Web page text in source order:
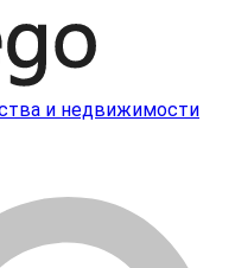
и недвижимости